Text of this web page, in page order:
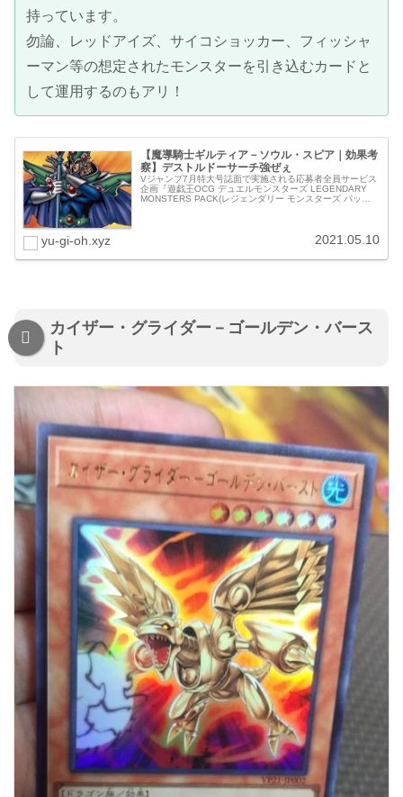
持っています。
勿論、レッドアイズ、サイコショッカー、フィッシャ
ーマン等の想定されたモンスターを引き込むカードと
して運用するのもアリ！
【魔導騎士ギルティア－ソウル・スピア｜効果考
察】デストルドーサーチ強ぜぇ
Vジャンプ7月特大号誌面で実施される応募者全員サービス
企画『遊戯王OCG デュエルモンスターズ LEGENDARY
MONSTERS PACK(レジェンダリー モンスターズ パッ
yu-gi-oh.xyz 2021.05.10
カイザー・グライダー－ゴールデン・バース
ト